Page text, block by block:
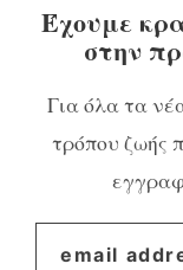
Έχουμε
στην
Για όλα τα
τρόπου ζωής